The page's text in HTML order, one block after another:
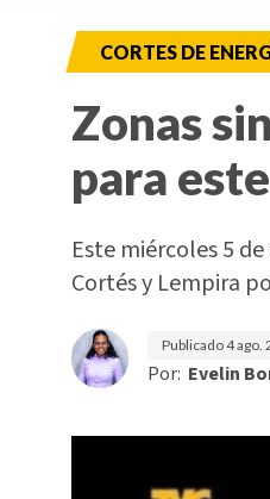
CORTES DE
Zonas
para
Este miércoles 5
Cortés y Lempira
Publicado4 ago.
Por: Evelin